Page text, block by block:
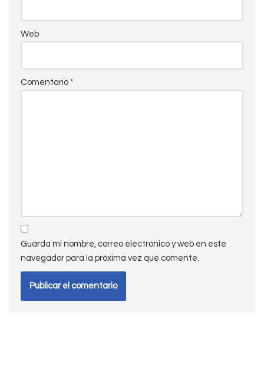
Web
Comentario *
Guarda mi nombre, correo electrónico y web en este
navegador para la próxima vez que comente.